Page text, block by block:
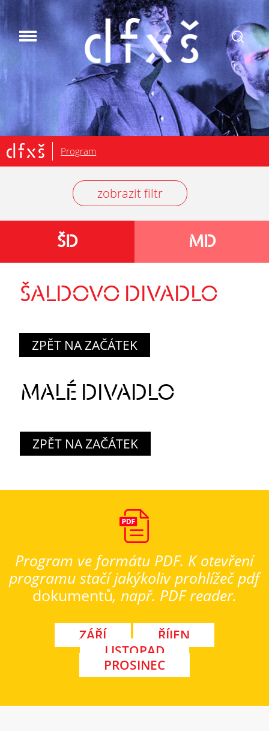
.
Program
zobrazit filtr
ŠD MD
ŠALDOVO DIVADLO
ZPĚT NA ZAČÁTEK
MALÉ DIVADLO
ZPĚT NA ZAČÁTEK
Program ve formátu PDF. K otevření
programu stačí jakýkoliv prohlížeč pdf
dokumentů, např. PDF reader.
ZÁŘÍ
ŘÍJEN
LISTOPAD
PROSINEC